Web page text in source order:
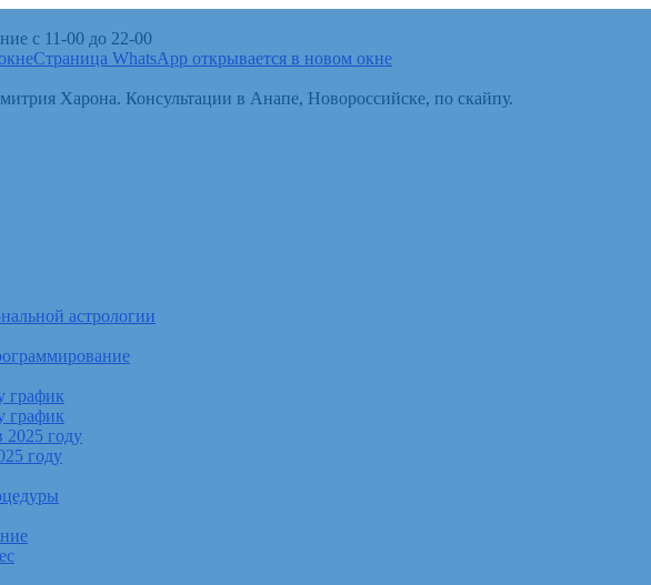
с 11-00 до 22-00
Страница WhatsApp открывается в новом окне
Харона. Консультации в Анапе, Новороссийске, по скайпу.
астрологии
график
график
2025 году
году